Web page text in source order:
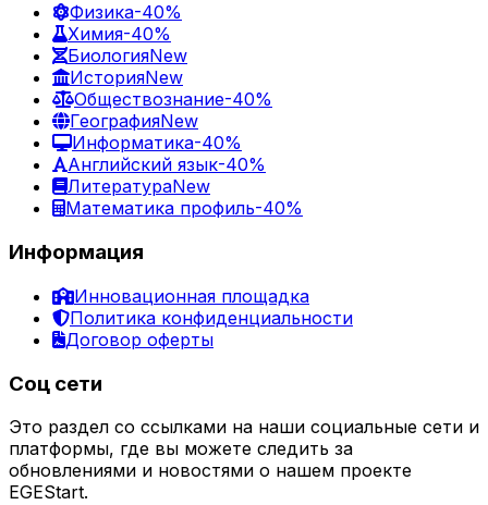
Физика-40%
Химия-40%
БиологияNew
ИсторияNew
Обществознание-40%
ГеографияNew
Информатика-40%
Английский язык-40%
ЛитератураNew
Математика профиль-40%
Информация
Инновационная площадка
Политика конфиденциальности
Договор оферты
Соц сети
Это раздел со ссылками на наши социальные сети и
платформы, где вы можете следить за
обновлениями и новостями о нашем проекте
EGEStart.